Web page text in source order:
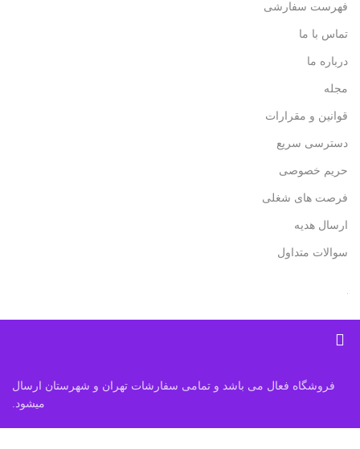
فهرست سفارشی
تماس با ما
درباره ما
مجله
قوانین و مقرارات
دسترسی سریع
حریم خصوصی
فرصت های شغلی
ارسال هدیه
سوالات متداول
فروشگاه فعال می باشد و تمامی سفارشات تهران و شهرستان ارسال
میشود.